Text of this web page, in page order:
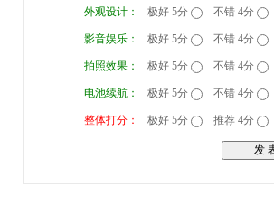
外观设计： 极好 5分 不错 4分
影音娱乐： 极好 5分 不错 4分
拍照效果： 极好 5分 不错 4分
电池续航： 极好 5分 不错 4分
整体打分： 极好 5分 推荐 4分